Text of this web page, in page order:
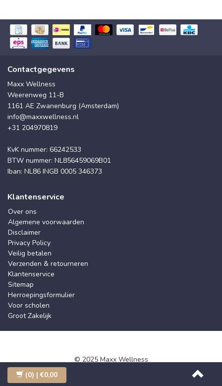
Contactgegevens
Maxx Wellness
Weerenweg 11-B
1161 AE Zwanenburg (Amsterdam)
info@maxxwellness.nl
+31 204970819
KvK nummer: 66242533
BTW nummer: NL856459069B01
Iban: NL86 INGB 0005 346373
Klantenservice
Over ons
Algemene voorwaarden
Disclaimer
Privacy Policy
Veilig betalen
Verzenden & retourneren
Klantenservice
Sitemap
Herroepingsformulier
Voor scholen
Groot Zakelijk
© 2025 Maxx Wellness
(0) | €0,00